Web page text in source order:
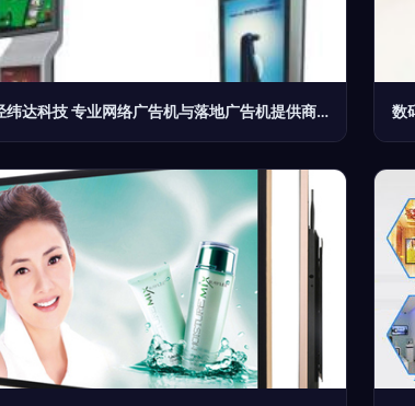
深圳经纬达科技 专业网络广告机与落地广告机提供商，引领传媒广电新时代